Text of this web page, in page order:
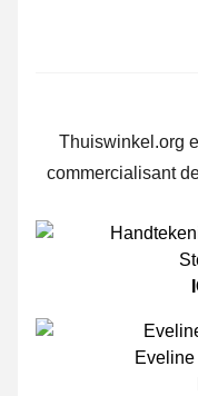
Thuiswinkel.org
commercialisant